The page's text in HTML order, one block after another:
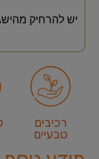
יש להרחיק
רכיבים
טבעיים